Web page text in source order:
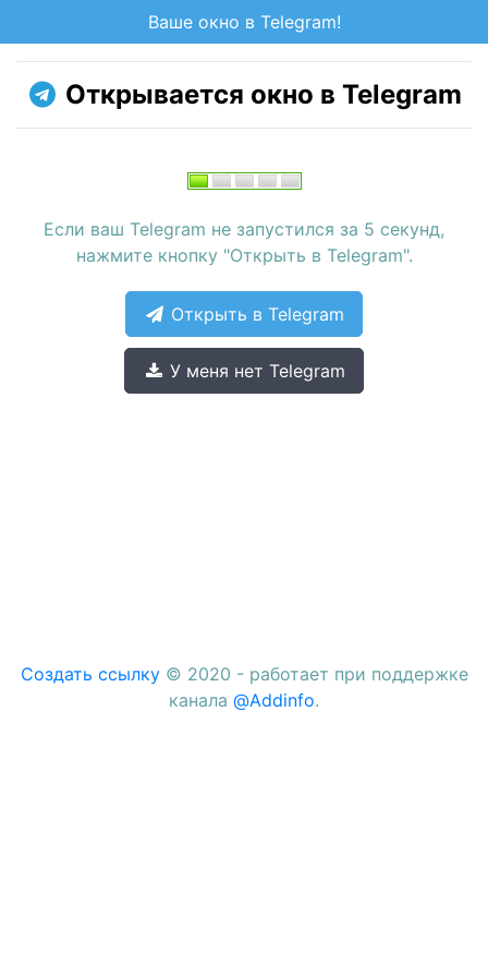
Ваше окно в Telegram!
Открывается окно в Telegram
Если ваш Telegram не запустился за 5 секунд,
нажмите кнопку "Открыть в Telegram".
Открыть в Telegram
У меня нет Telegram
Создать ссылку© 2020 - работает при поддержке
канала @Addinfo.